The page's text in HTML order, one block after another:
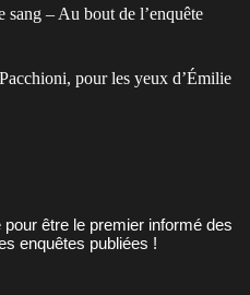
– Au bout de l’enquête
pour les yeux d’Émilie
être le premier informé des
enquêtes publiées !